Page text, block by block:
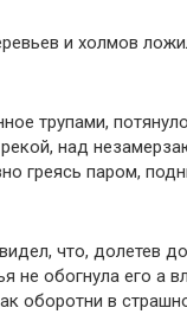
и холмов
трупами,
над
греясь паром,
что, долетев
не обогнула его а
оборотни в